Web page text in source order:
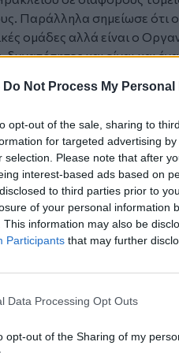
Do Not Process My
opt-out of the sale, sharing to
for targeted advertising
selection. Please note that after
interest-based ads based on
to third parties prior to
of your personal information
This information may also be
Participants that may further
Data Processing Opt Outs
opt-out of the Sharing of my
Παράλληλα σημείωσε ότι
ομάδες αλλά είναι ο
και είναι και
τόνισε χαρακτηριστικά:
Αρχή είναι να μην έχει τους
για κάποιο λόγο
συλλογικότητες,
και δεν χρειάζεται να
ανεξάρτητα,
και σε συνέργεια. Και ο
είναι το γενικό πλαίσιο
από την πλευρά
ο Δήμος δεν
Από κει και πέρα η ίδια η
είναι μία δράση
ψυχής. Σε ότι αφορά τις
αλλά ποτέ
Εθελοντισμός χωρίς